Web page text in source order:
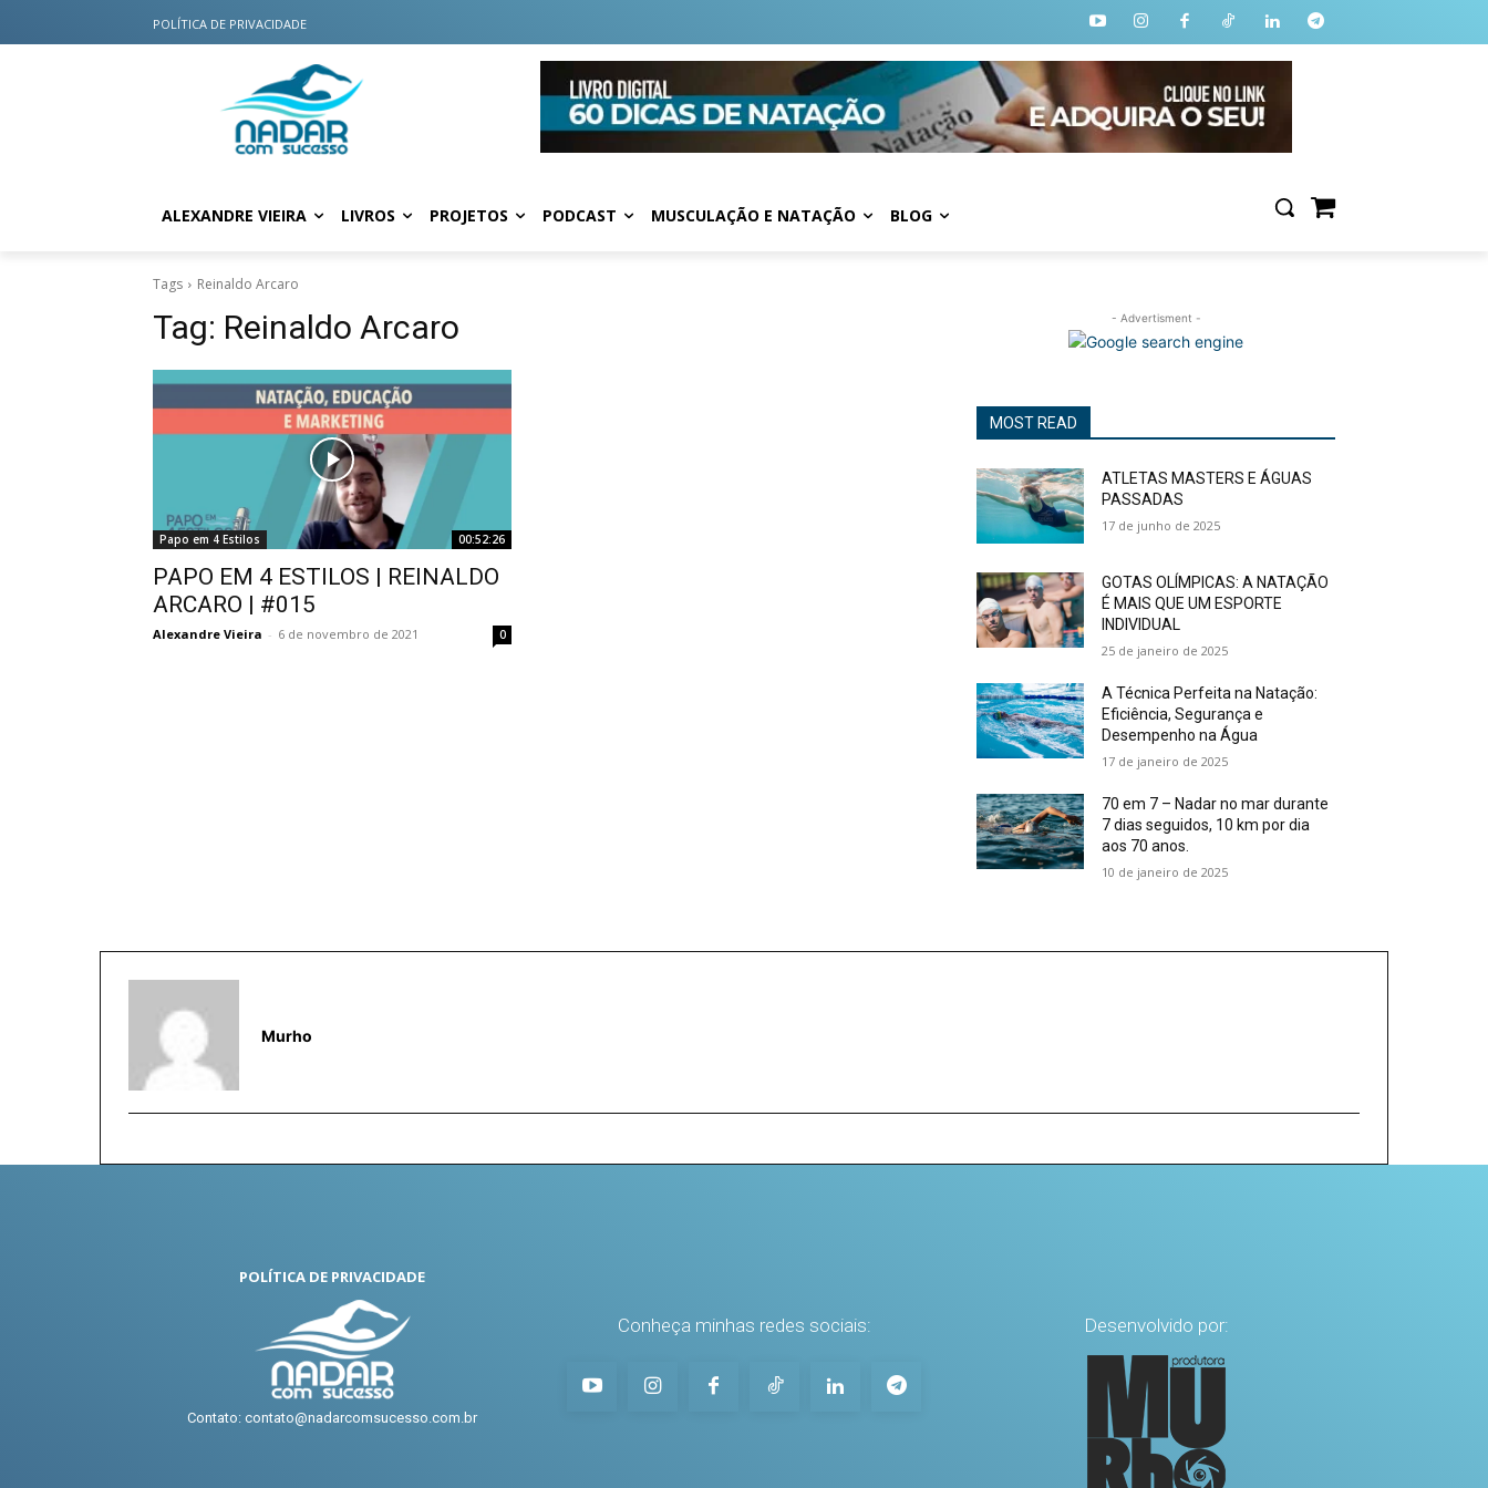
POLÍTICA DE PRIVACIDADE
ALEXANDRE VIEIRA LIVROS PROJETOS PODCAST MUSCULAÇÃO E NATAÇÃO BLOG
Tags Reinaldo Arcaro
Tag: Reinaldo Arcaro
Papo em 4 Estilos 00:52:26
PAPO EM 4 ESTILOS | REINALDO
ARCARO | #015
Alexandre Vieira - 6 de novembro de 2021 0
- Advertisment -
MOST READ
ATLETAS MASTERS E ÁGUAS
PASSADAS
17 de junho de 2025
GOTAS OLÍMPICAS: A NATAÇÃO
É MAIS QUE UM ESPORTE
INDIVIDUAL
25 de janeiro de 2025
A Técnica Perfeita na Natação:
Eficiência, Segurança e
Desempenho na Água
17 de janeiro de 2025
70 em 7 – Nadar no mar durante
7 dias seguidos, 10 km por dia
aos 70 anos.
10 de janeiro de 2025
Murho
POLÍTICA DE PRIVACIDADE
Contato: contato@nadarcomsucesso.com.br
Conheça minhas redes sociais: Desenvolvido por: